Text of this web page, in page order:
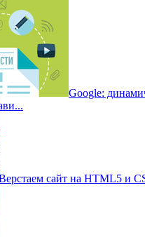
Google:
сайт на HTML5 и